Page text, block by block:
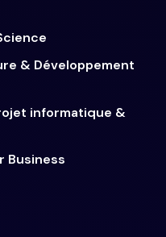
& Développement
informatique &
Business